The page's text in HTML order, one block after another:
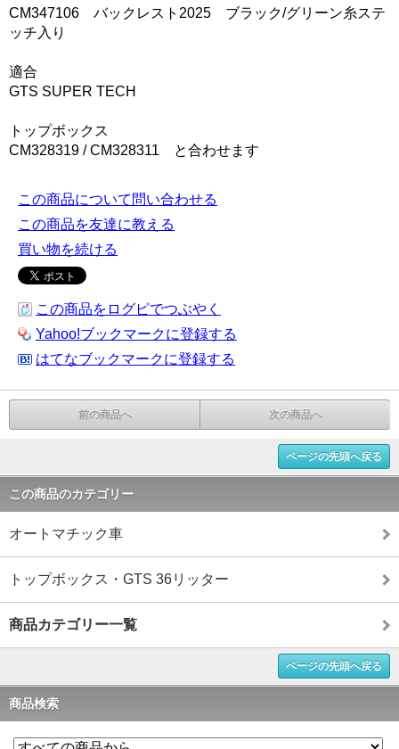
CM347106 バックレスト2025 ブラック/グリーン糸ステ
ッチ入り
適合
GTS SUPER TECH
トップボックス
CM328319 / CM328311 と合わせます
この商品について問い合わせる
この商品を友達に教える
買い物を続ける
この商品をログピでつぶやく
Yahoo!ブックマークに登録する
はてなブックマークに登録する
前の商品へ 次の商品へ
ページの先頭へ戻る
この商品のカテゴリー
オートマチック車
トップボックス・GTS 36リッター
商品カテゴリー一覧
ページの先頭へ戻る
商品検索